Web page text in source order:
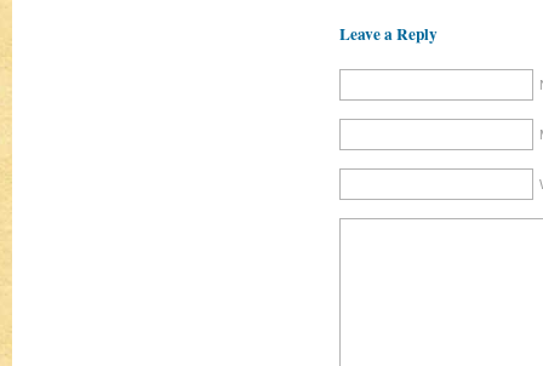
Leave a Reply